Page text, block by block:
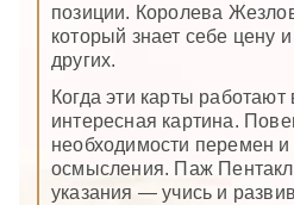
позиции. Королева
который знает себе цену
других.
Когда эти карты работают
интересная картина.
необходимости перемен и
осмысления. Паж
указания — учись и